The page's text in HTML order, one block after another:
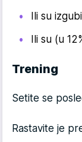
Ili su
Ili su (u
Trening
Setite se
Rastavite je